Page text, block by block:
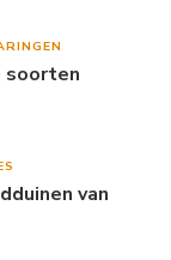
soorten
van